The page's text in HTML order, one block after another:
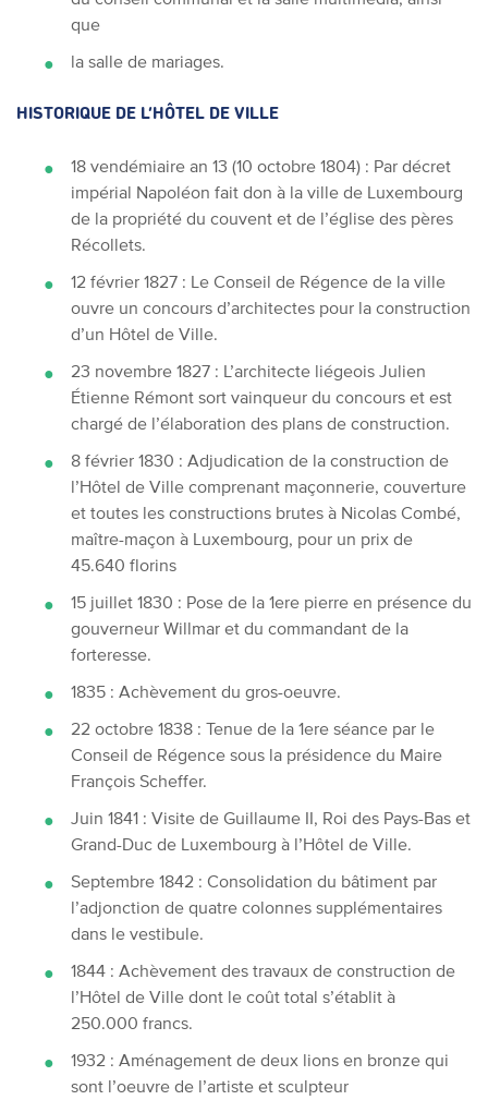
que
la salle de mariages.
HISTORIQUE DE L’HÔTEL DE VILLE
18 vendémiaire an 13 (10 octobre 1804) : Par décret
impérial Napoléon fait don à la ville de Luxembourg
de la propriété du couvent et de l’église des pères
Récollets.
12 février 1827 : Le Conseil de Régence de la ville
ouvre un concours d’architectes pour la construction
d’un Hôtel de Ville.
23 novembre 1827 : L’architecte liégeois Julien
Étienne Rémont sort vainqueur du concours et est
chargé de l’élaboration des plans de construction.
8 février 1830 : Adjudication de la construction de
l’Hôtel de Ville comprenant maçonnerie, couverture
et toutes les constructions brutes à Nicolas Combé,
maître-maçon à Luxembourg, pour un prix de
45.640 florins
15 juillet 1830 : Pose de la 1ere pierre en présence du
gouverneur Willmar et du commandant de la
forteresse.
1835 : Achèvement du gros-oeuvre.
22 octobre 1838 : Tenue de la 1ere séance par le
Conseil de Régence sous la présidence du Maire
François Scheffer.
Juin 1841 : Visite de Guillaume II, Roi des Pays-Bas et
Grand-Duc de Luxembourg à l’Hôtel de Ville.
Septembre 1842 : Consolidation du bâtiment par
l’adjonction de quatre colonnes supplémentaires
dans le vestibule.
1844 : Achèvement des travaux de construction de
l’Hôtel de Ville dont le coût total s’établit à
250.000 francs.
1932 : Aménagement de deux lions en bronze qui
sont l’oeuvre de l’artiste et sculpteur